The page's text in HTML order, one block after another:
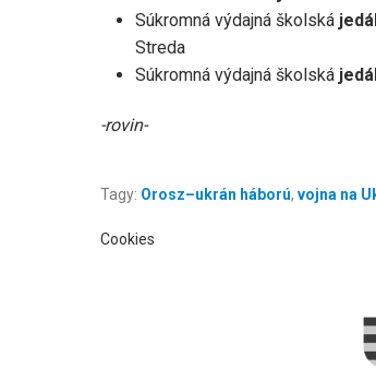
Súkromná výdajná školská
Streda
Súkromná výdajná školská
-rovin-
Tagy: Orosz–ukrán háború, vojna na
Cookies